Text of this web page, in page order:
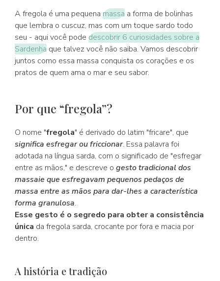
A fregola é uma pequena massa a forma de bolinhas
que lembra o cuscuz, mas com um toque sardo todo
seu - aqui você pode descobrir 6 curiosidades sobre a
Sardenha que talvez você não saiba. Vamos descobrir
juntos como essa massa conquista os corações e os
pratos de quem ama o mar e seu sabor.
Por que “fregola”?
O nome "fregola" é derivado do latim "fricare", que
significa esfregar ou friccionar. Essa palavra foi
adotada na língua sarda, com o significado de "esfregar
entre as mãos," e descreve o gesto tradicional dos
massaie que esfregavam pequenos pedaços de
massa entre as mãos para dar-lhes a característica
forma granulosa.
Esse gesto é o segredo para obter a consistência
única da fregola sarda, crocante por fora e macia por
dentro.
A história e tradição